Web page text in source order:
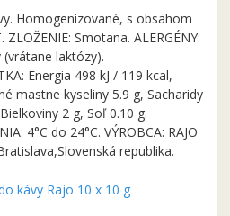
Homogenizované, s obsahom
Smotana. ALERGÉNY:
laktózy).
Energia 498 kJ / 119 kcal,
mastne kyseliny 5.9 g, Sacharidy
2 g, Soľ 0.10 g.
4°C do 24°C. VÝROBCA: RAJO
republika.